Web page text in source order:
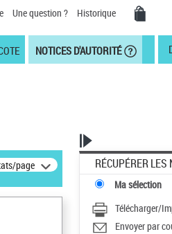
Une question ? Historique
NOTICES D'AUTORITÉ
page RÉCUPÉRER LES
Ma sélection
Télécharger/
Envoyer par